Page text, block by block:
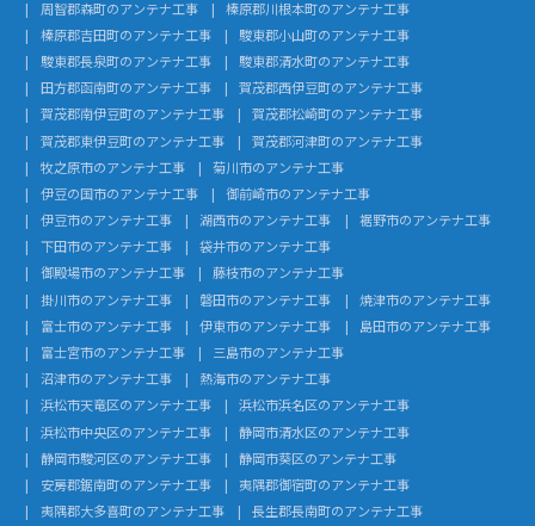
周智郡森町のアンテナ工事
榛原郡川根本町のアンテナ工事
榛原郡吉田町のアンテナ工事
駿東郡小山町のアンテナ工事
駿東郡長泉町のアンテナ工事
駿東郡清水町のアンテナ工事
田方郡函南町のアンテナ工事
賀茂郡西伊豆町のアンテナ工事
賀茂郡南伊豆町のアンテナ工事
賀茂郡松崎町のアンテナ工事
賀茂郡東伊豆町のアンテナ工事
賀茂郡河津町のアンテナ工事
牧之原市のアンテナ工事
菊川市のアンテナ工事
伊豆の国市のアンテナ工事
御前崎市のアンテナ工事
伊豆市のアンテナ工事
湖西市のアンテナ工事
裾野市のアンテナ工事
下田市のアンテナ工事
袋井市のアンテナ工事
御殿場市のアンテナ工事
藤枝市のアンテナ工事
掛川市のアンテナ工事
磐田市のアンテナ工事
焼津市のアンテナ工事
富士市のアンテナ工事
伊東市のアンテナ工事
島田市のアンテナ工事
富士宮市のアンテナ工事
三島市のアンテナ工事
沼津市のアンテナ工事
熱海市のアンテナ工事
浜松市天竜区のアンテナ工事
浜松市浜名区のアンテナ工事
浜松市中央区のアンテナ工事
静岡市清水区のアンテナ工事
静岡市駿河区のアンテナ工事
静岡市葵区のアンテナ工事
安房郡鋸南町のアンテナ工事
夷隅郡御宿町のアンテナ工事
夷隅郡大多喜町のアンテナ工事
長生郡長南町のアンテナ工事